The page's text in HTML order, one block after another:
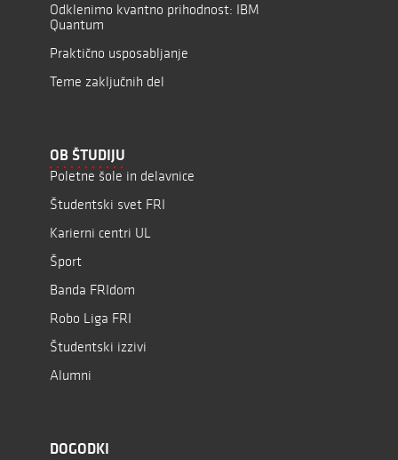
Odklenimo kvantno prihodnost: IBM
Quantum
Praktično usposabljanje
Teme zaključnih del
OB ŠTUDIJU
Poletne šole in delavnice
Študentski svet FRI
Karierni centri UL
Šport
Banda FRIdom
Robo Liga FRI
Študentski izzivi
Alumni
DOGODKI